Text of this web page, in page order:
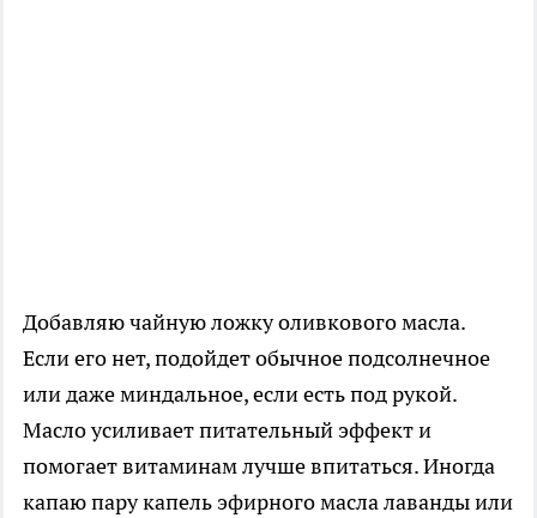
Добавляю чайную ложку оливкового масла.
Если его нет, подойдет обычное подсолнечное
или даже миндальное, если есть под рукой.
Масло усиливает питательный эффект и
помогает витаминам лучше впитаться. Иногда
капаю пару капель эфирного масла лаванды или